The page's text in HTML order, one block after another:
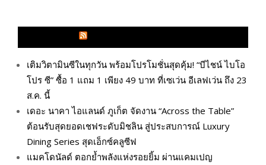
เติมวิตามินซีในทุกวัน พร้อมโปรโมชั่นสุดคุ้ม! “บีไชน์ ไบโอ
โปร ซี” ซื้อ 1 แถม 1 เพียง 49 บาท ที่เซเว่น อีเลฟเว่น ถึง 23
ส.ค. นี้
เดอะ นาคา ไอแลนด์ ภูเก็ต จัดงาน “Across the Table”
ต้อนรับสุดยอดเชฟระดับมิชลิน สู่ประสบการณ์ Luxury
Dining Series สุดเอ็กซ์คลูซีฟ
แมคโดนัลด์ ตอกย้ำพลังแห่งรอยยิ้ม ผ่านแคมเปญ